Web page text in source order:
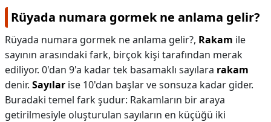
Rüyada numara gormek ne anlama gelir?
Rüyada numara gormek ne anlama gelir?, Rakam ile
sayının arasındaki fark, birçok kişi tarafından merak
ediliyor. 0'dan 9'a kadar tek basamaklı sayılara rakam
denir. Sayılar ise 10'dan başlar ve sonsuza kadar gider.
Buradaki temel fark şudur: Rakamların bir araya
getirilmesiyle oluşturulan sayıların en küçüğü iki